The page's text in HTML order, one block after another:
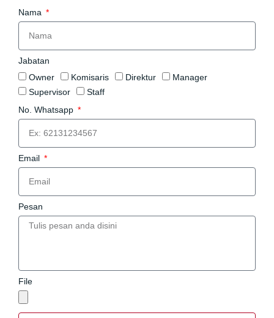
Nama
Jabatan
Owner
Komisaris Direktur
Manager
Supervisor
Staff
No. Whatsapp
Email
Pesan
File